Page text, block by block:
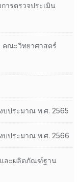
ารตรวจประเมิน
คณะวิทยาศาสตร์
บประมาณ พ.ศ. 2565
บประมาณ พ.ศ. 2566
และผลิตภัณฑ์ฐาน